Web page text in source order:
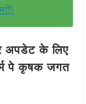
अपडेट के लिए
पे कृषक जगत